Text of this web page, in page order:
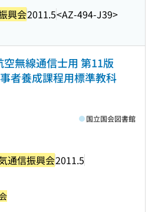
興会2011.5<AZ-494-J39>
空無線通信士用 第11版
者養成課程用標準教科
通信振興会2011.5
国立国会図書館